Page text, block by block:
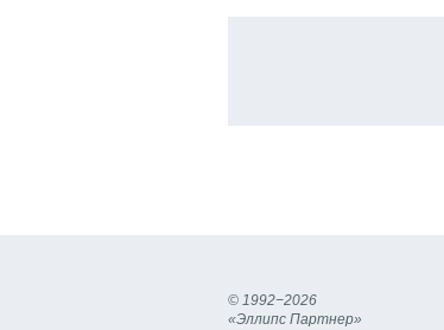
© 1992−2026
«Эллипс Партнер»